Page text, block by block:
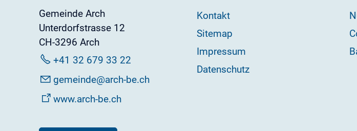
Gemeinde Arch
Unterdorfstrasse 12
CH-3296 Arch
+41 32 679 33 22
g m nd rch-b
ch
www.arch-be.ch
Kontakt
Sitemap
Impressum
Datenschutz